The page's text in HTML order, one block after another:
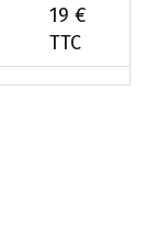
19 €
TTC